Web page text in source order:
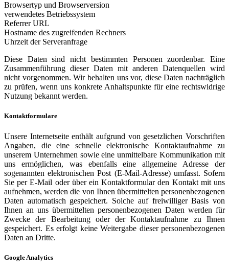
Browsertyp und Browserversion
verwendetes Betriebssystem
Referrer URL
Hostname des zugreifenden Rechners
Uhrzeit der Serveranfrage
Diese Daten sind nicht bestimmten Personen zuordenbar. Eine
Zusammenführung dieser Daten mit anderen Datenquellen wird
nicht vorgenommen. Wir behalten uns vor, diese Daten nachträglich
zu prüfen, wenn uns konkrete Anhaltspunkte für eine rechtswidrige
Nutzung bekannt werden.
Kontaktformulare
Unsere Internetseite enthält aufgrund von gesetzlichen Vorschriften
Angaben, die eine schnelle elektronische Kontaktaufnahme zu
unserem Unternehmen sowie eine unmittelbare Kommunikation mit
uns ermöglichen, was ebenfalls eine allgemeine Adresse der
sogenannten elektronischen Post (E-Mail-Adresse) umfasst. Sofern
Sie per E-Mail oder über ein Kontaktformular den Kontakt mit uns
aufnehmen, werden die von Ihnen übermittelten personenbezogenen
Daten automatisch gespeichert. Solche auf freiwilliger Basis von
Ihnen an uns übermittelten personenbezogenen Daten werden für
Zwecke der Bearbeitung oder der Kontaktaufnahme zu Ihnen
gespeichert. Es erfolgt keine Weitergabe dieser personenbezogenen
Daten an Dritte.
Google Analytics